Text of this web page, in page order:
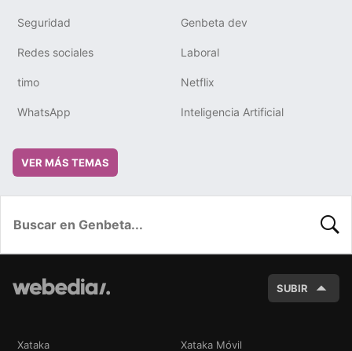
Seguridad Genbeta dev
Redes sociales Laboral
timo Netflix
WhatsApp Inteligencia Artificial
VER MÁS TEMAS
SUBIR
Xataka Xataka Móvil